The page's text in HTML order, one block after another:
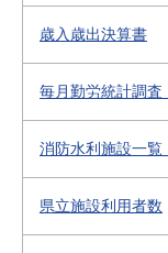
歳入歳出決算書
毎月勤労統計調査
消防水利施設一覧
県立施設利用者数